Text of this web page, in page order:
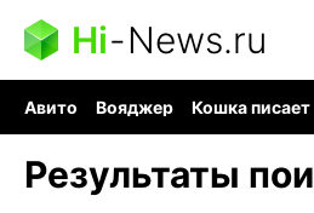
Hi-News.ru
Авито Вояджер Кошка писает
Результаты